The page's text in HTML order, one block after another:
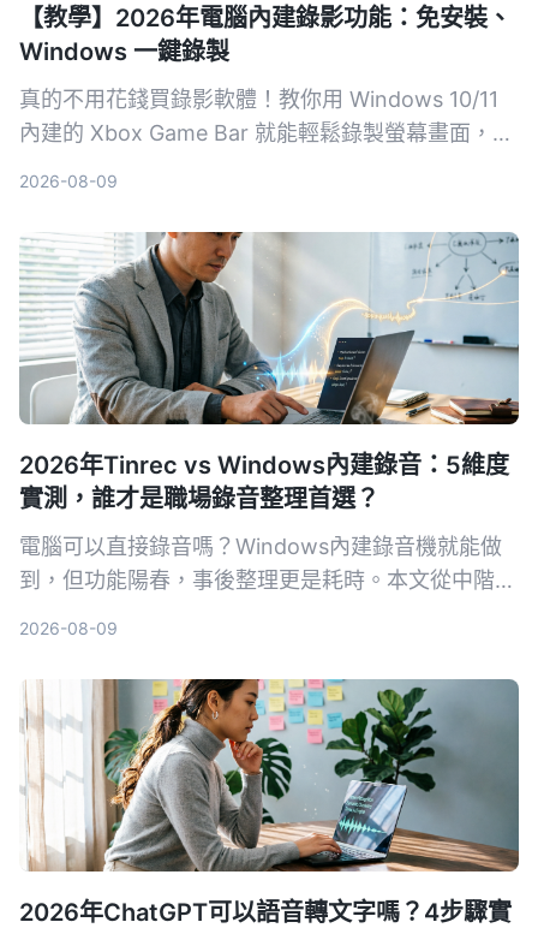
【教學】2026年電腦內建錄影功能：免安裝、
Windows 一鍵錄製
真的不用花錢買錄影軟體！教你用 Windows 10/11
內建的 Xbox Game Bar 就能輕鬆錄製螢幕畫面，步
2026-08-09
2026年Tinrec vs Windows內建錄音：5維度
實測，誰才是職場錄音整理首選？
電腦可以直接錄音嗎？Windows內建錄音機就能做
到，但功能陽春，事後整理更是耗時。本文從中階主
門檻五大維度的表現，幫你找到最適合會議、學習與
訪談的錄音整理方案。
2026-08-09
2026年ChatGPT可以語音轉文字嗎？4步驟實